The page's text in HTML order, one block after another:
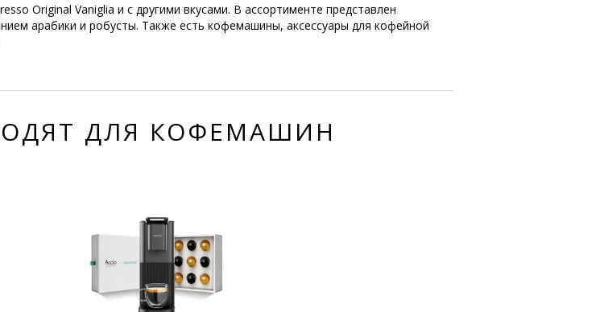
Original Vaniglia и с другими вкусами. В ассортименте представлен
арабики и робусты. Также есть кофемашины, аксессуары для кофейной
ДЛЯ КОФЕМАШИН